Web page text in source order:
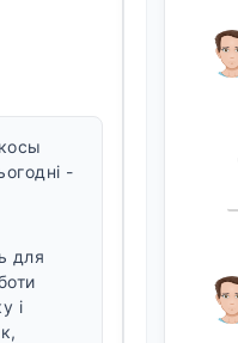
-
для
і